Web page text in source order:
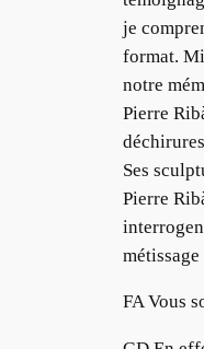
je
format.
notre
Pierre
Ses
Pierre
FA Vous